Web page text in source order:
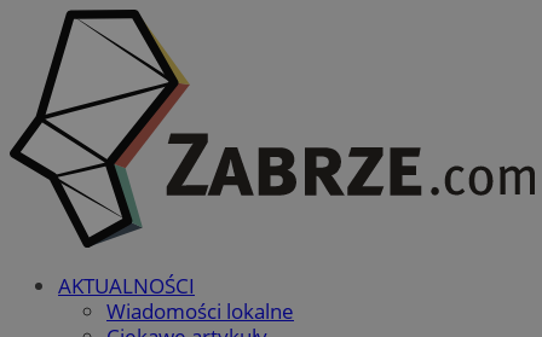
AKTUALNOŚCI
Wiadomości lokalne